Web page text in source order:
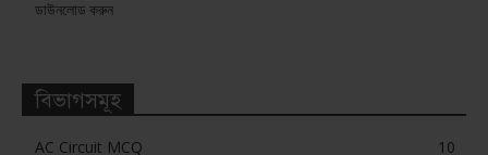
ডাউনলোড করুন
বিভাগসমূহ
AC Circuit MCQ
10